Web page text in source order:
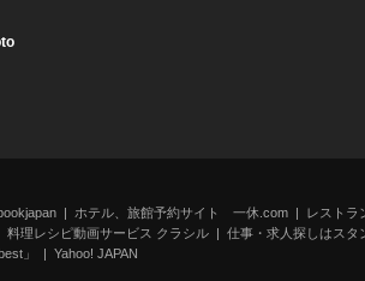
ホテル、旅館予約サイト 一休.com
レスト
料理レシピ動画サービス クラシル 仕事・求人探しはスタ
」
Yahoo! JAPAN